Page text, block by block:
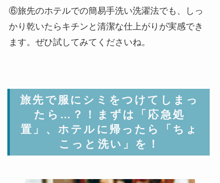
⑥旅先のホテルでの簡易手洗い洗濯法でも、しっ
かり乾いたらキチンと清潔な仕上がりが実感でき
ます。ぜひ試してみてくださいね。
旅先で服にシミをつけてしまっ
たら…？！まずは「応急処
置」、ホテルに帰ったら「ちょ
こっと洗い」を！